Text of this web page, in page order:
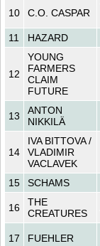
10 C.O. CASPAR
11 HAZARD
12
YOUNG
FARMERS
CLAIM
FUTURE
13
ANTON
NIKKILÄ
14
IVA BITTOVA /
VLADIMIR
VACLAVEK
15 SCHAMS
16
THE
CREATURES
17 FUEHLER